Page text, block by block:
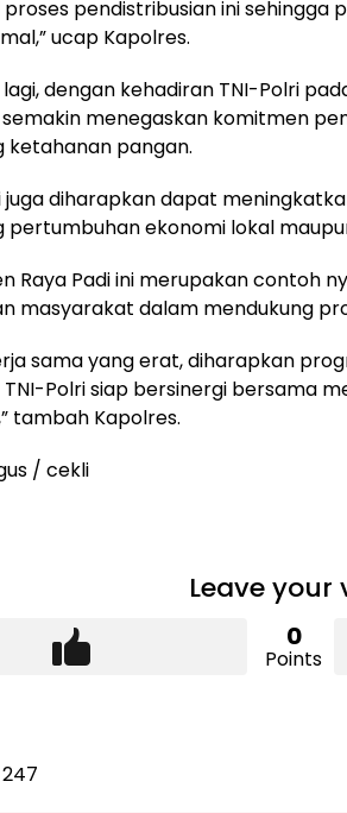
pendistribusian ini sehingga
ucap Kapolres.
dengan kehadiran TNI-Polri
menegaskan komitmen
ketahanan pangan.
juga diharapkan dapat
pertumbuhan ekonomi lokal
Raya Padi ini merupakan contoh
masyarakat dalam mendukung
sama yang erat, diharapkan
TNI-Polri siap bersinergi bersama
tambah Kapolres.
/ cekli
Leave your
0
Points
247